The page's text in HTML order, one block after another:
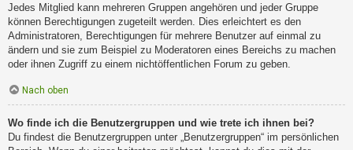
Jedes Mitglied kann mehreren Gruppen angehören und jeder Gruppe
können Berechtigungen zugeteilt werden. Dies erleichtert es den
Administratoren, Berechtigungen für mehrere Benutzer auf einmal zu
ändern und sie zum Beispiel zu Moderatoren eines Bereichs zu machen
oder ihnen Zugriff zu einem nichtöffentlichen Forum zu geben.
Nach oben
Wo finde ich die Benutzergruppen und wie trete ich ihnen bei?
Du findest die Benutzergruppen unter „Benutzergruppen“ im persönlichen